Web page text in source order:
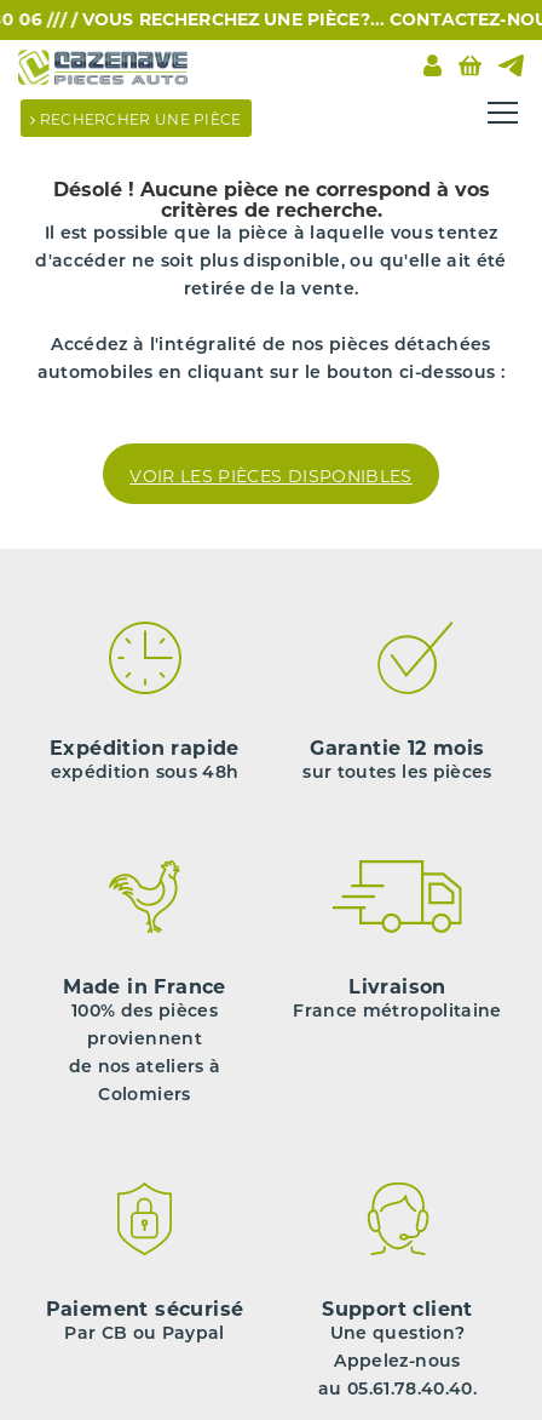
06 /// / VOUS RECHERCHEZ UNE PIÈCE?... CONTACTEZ-
RECHERCHER UNE PIÈCE
Désolé ! Aucune pièce ne correspond à vos
critères de recherche.
Il est possible que la pièce à laquelle vous tentez
d'accéder ne soit plus disponible, ou qu'elle ait été
retirée de la vente.
Accédez à l'intégralité de nos pièces détachées
automobiles en cliquant sur le bouton ci-dessous :
VOIR LES PIÈCES DISPONIBLES
Expédition rapide
expédition sous 48h
Garantie 12 mois
sur toutes les pièces
Made in France
100% des pièces
proviennent
de nos ateliers à
Colomiers
Livraison
France métropolitaine
Paiement sécurisé
Par CB ou Paypal
Support client
Une question?
Appelez-nous
au 05.61.78.40.40.